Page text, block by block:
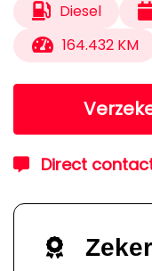
Diesel
164.432 KM
Direct